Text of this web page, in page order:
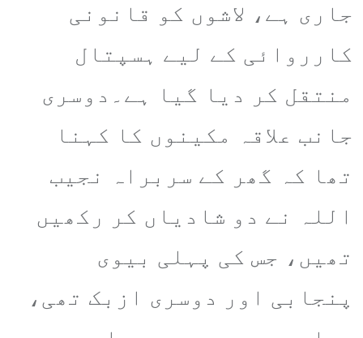
جاری ہے، لاشوں کو قانونی
کارروائی کے لیے ہسپتال
منتقل کر دیا گیا ہے۔دوسری
جانب علاقہ مکینوں کا کہنا
تھا کہ گھر کے سربراہ نجیب
اللہ نے دو شادیاں کر رکھیں
تھیں، جس کی پہلی بیوی
پنجابی اور دوسری ازبک تھی،